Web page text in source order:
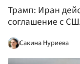
Трамп: Иран
соглашение с
Сакина Нуриева